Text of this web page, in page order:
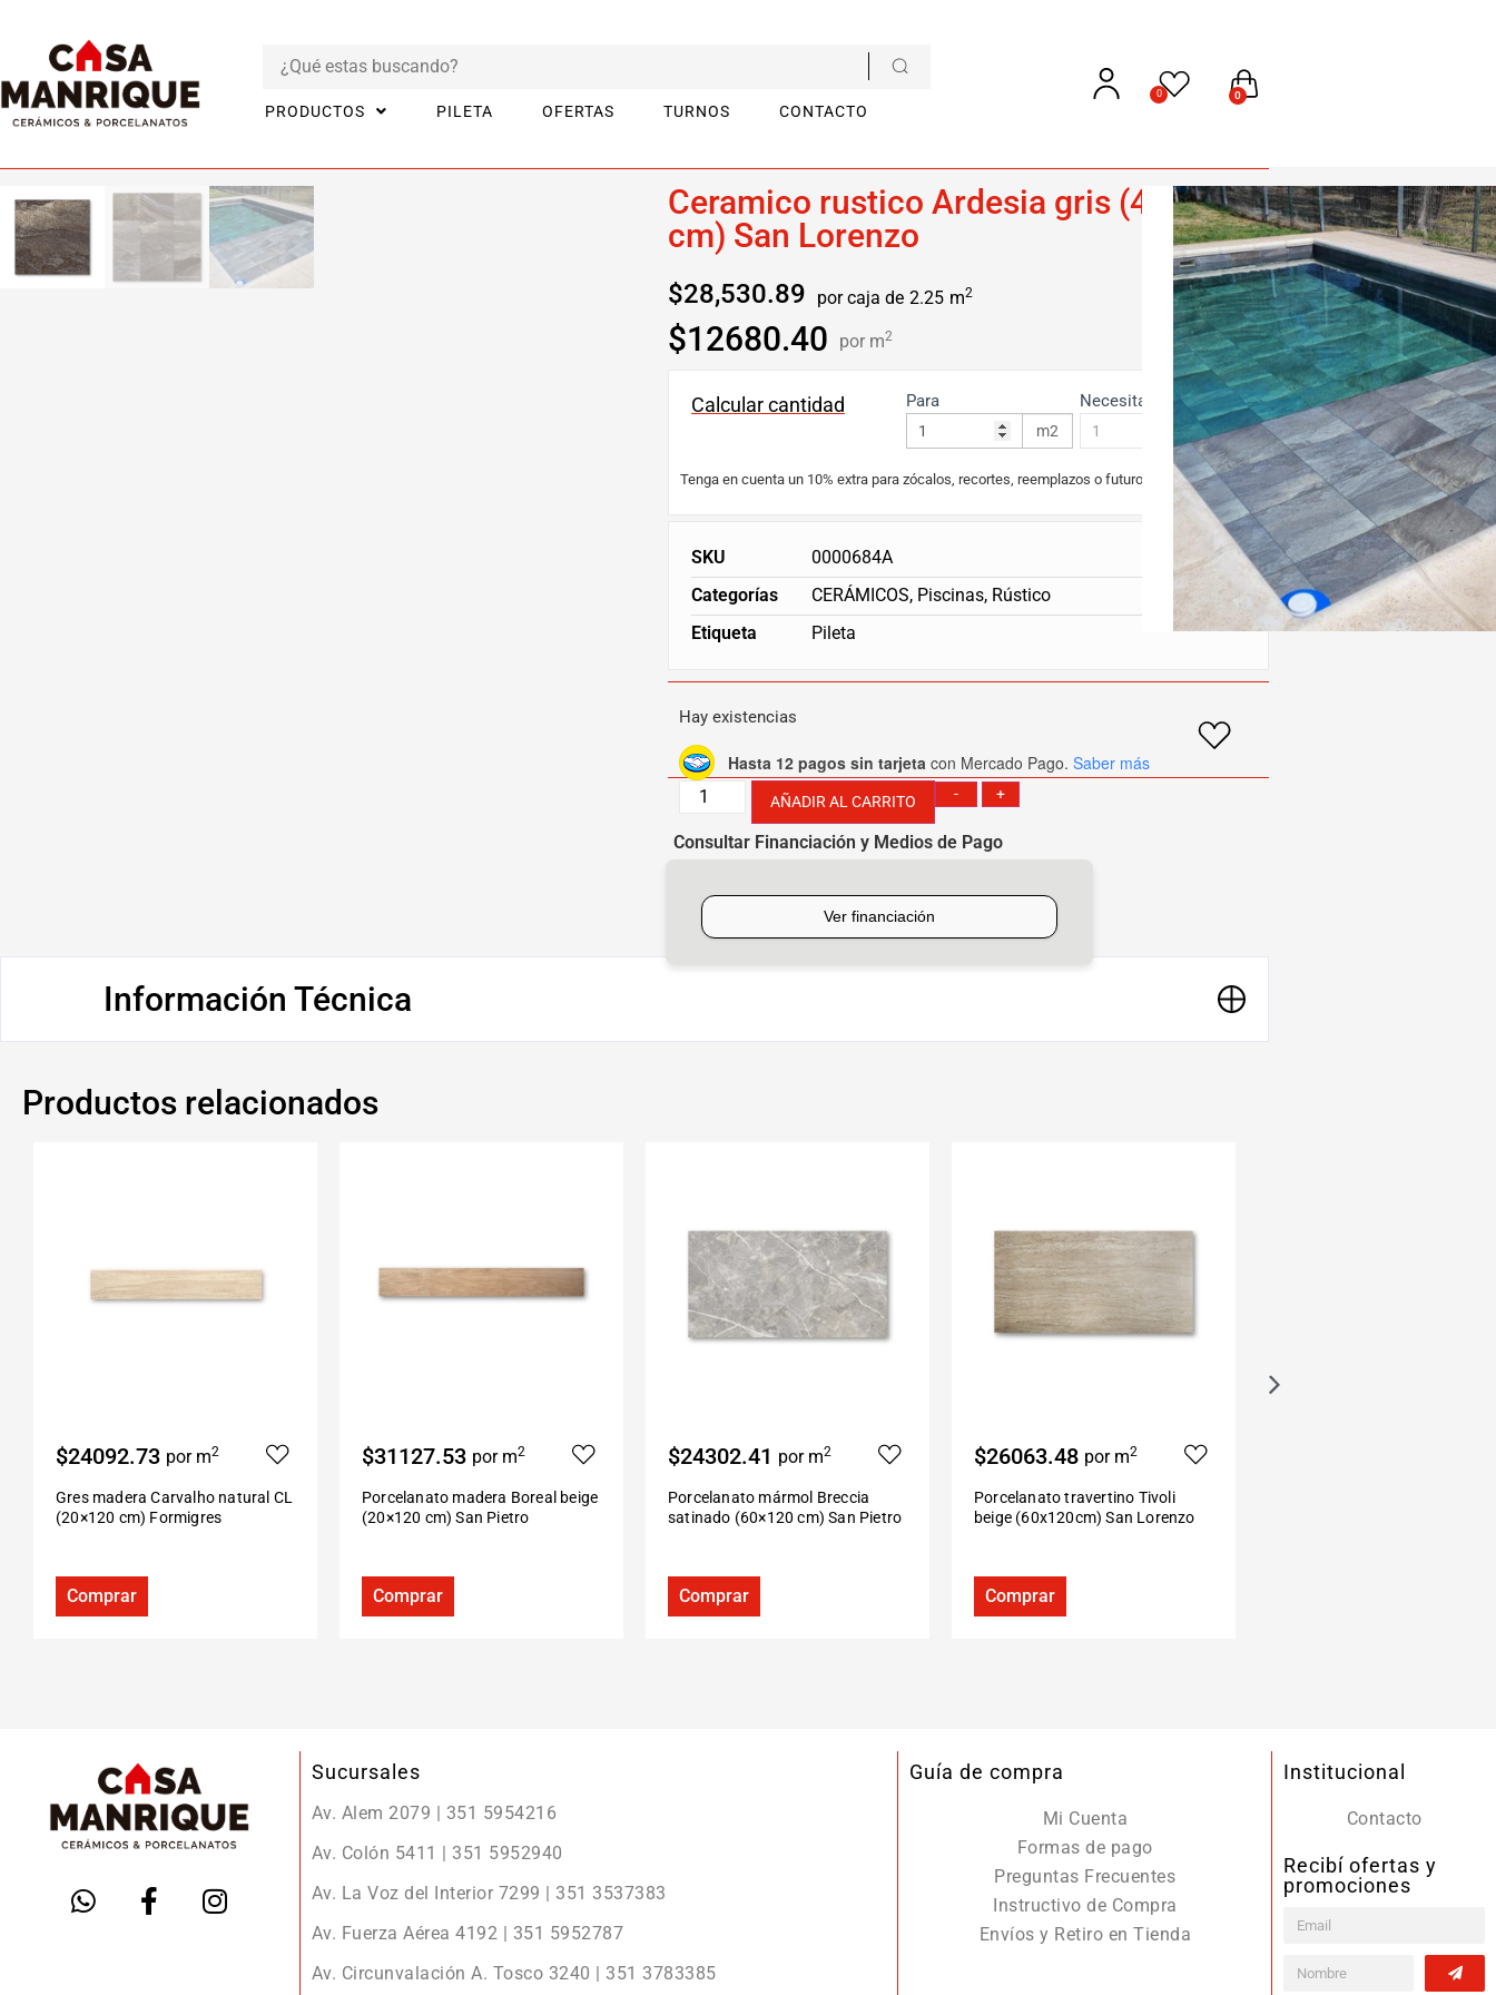
PRODUCTOS PILETA OFERTAS TURNOS CONTACTO
0 0
Ceramico rustico Ardesia gris (45×45
cm) San Lorenzo
$28,530.89 por caja de 2.25 m2
$12680.40 por m2
Calcular cantidad Para
m2
Necesitas
Cajas
Tenga en cuenta un 10% extra para zócalos, recortes, reemplazos o futuros arreglos.
SKU
0000684A
Categorías
CERÁMICOS, Piscinas, Rústico
Etiqueta
Pileta
Hay existencias
Hasta 12 pagos sin tarjeta con Mercado Pago. Saber más
- +
AÑADIR AL CARRITO
Consultar Financiación y Medios de Pago
Información Técnica
Productos relacionados
$24092.73 por m2
Gres madera Carvalho natural CL
(20×120 cm) Formigres
Comprar
$31127.53 por m2
Porcelanato madera Boreal beige
(20×120 cm) San Pietro
Comprar
$24302.41 por m2
Porcelanato mármol Breccia
satinado (60×120 cm) San Pietro
Comprar
$26063.48 por m2
Porcelanato travertino Tivoli
beige (60x120cm) San Lorenzo
Comprar
Sucursales
Av. Alem 2079 | 351 5954216
Av. Colón 5411 | 351 5952940
Av. La Voz del Interior 7299 | 351 3537383
Av. Fuerza Aérea 4192 | 351 5952787
Av. Circunvalación A. Tosco 3240 | 351 3783385
Guía de compra
Mi Cuenta
Formas de pago
Preguntas Frecuentes
Instructivo de Compra
Envíos y Retiro en Tienda
Institucional
Contacto
Recibí ofertas y
promociones